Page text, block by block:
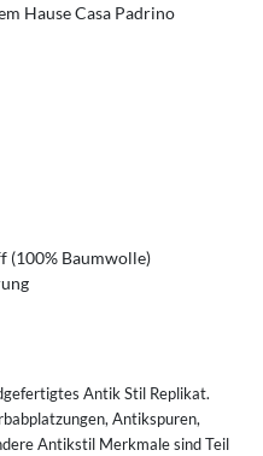
Hause Casa Padrino
(100% Baumwolle)
Antik Stil Replikat.
Antikspuren,
Antikstil Merkmale sind Teil